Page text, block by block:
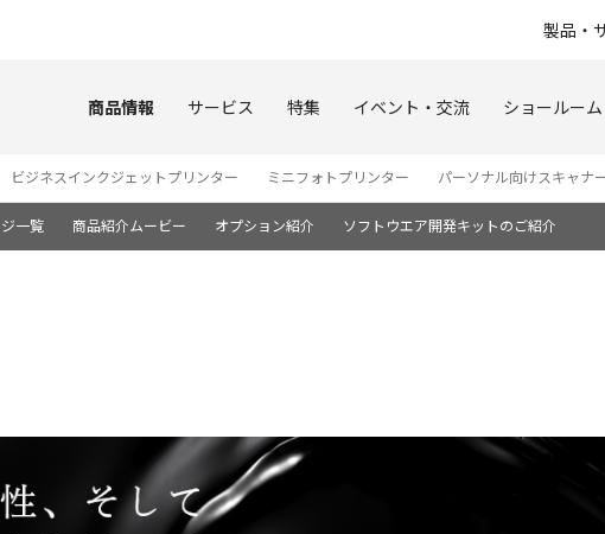
製品・
商品情報 サービス 特集 イベント・交流 ショールーム
ビジネスインクジェットプリンター ミニフォトプリンター パーソナル向けスキャナ
一覧 商品紹介ムービー オプション紹介 ソフトウエア開発キットのご紹介